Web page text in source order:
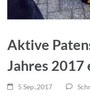
Aktive
Jahres 2017
5 Sep.,2017